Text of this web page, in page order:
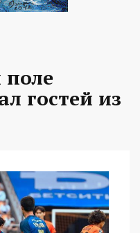
поле
гостей из